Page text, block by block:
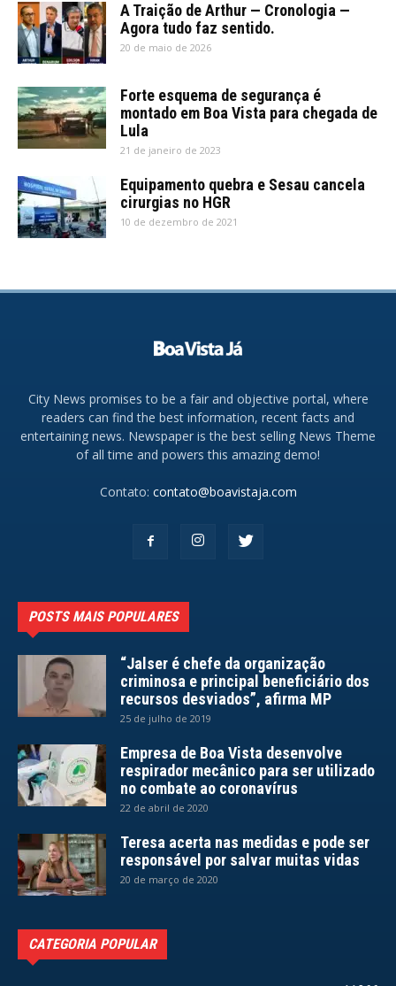
A Traição de Arthur — Cronologia —
Agora tudo faz sentido.
20 de maio de 2026
Forte esquema de segurança é
montado em Boa Vista para chegada de
Lula
21 de janeiro de 2023
Equipamento quebra e Sesau cancela
cirurgias no HGR
10 de dezembro de 2021
City News promises to be a fair and objective portal, where
readers can find the best information, recent facts and
entertaining news. Newspaper is the best selling News Theme
of all time and powers this amazing demo!
Contato: contato@boavistaja.com
POSTS MAIS POPULARES
“Jalser é chefe da organização
criminosa e principal beneficiário dos
recursos desviados”, afirma MP
25 de julho de 2019
Empresa de Boa Vista desenvolve
respirador mecânico para ser utilizado
no combate ao coronavírus
22 de abril de 2020
Teresa acerta nas medidas e pode ser
responsável por salvar muitas vidas
20 de março de 2020
CATEGORIA POPULAR